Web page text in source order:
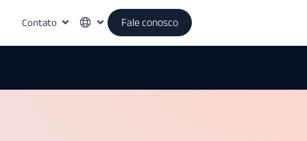
Contato Fale conosco